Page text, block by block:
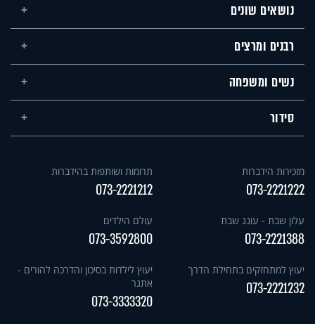
נושאים שונים
רבנים ומרצים
נשים ומשפחה
סידור
מזכירות הידברות
073-2221222
תרומות ושותפות בהידברות
073-2221212
עלון שבת - עונג שבת
073-2221388
עולם הילדים
073-3592800
יעוץ למתחזקים בתחילת הדרך
073-2221232
יעוץ לילדות בסיכון והדרכה להורים -
אתגר
073-3333320